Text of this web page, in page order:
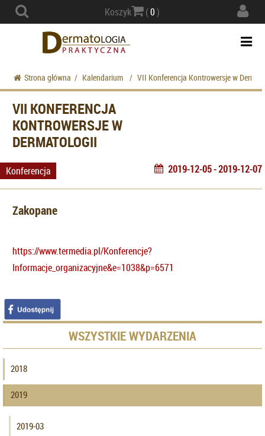
Koszyk (0)
Strona główna / Kalendarium / VII Konferencja Kontrowersje w
VII KONFERENCJA
KONTROWERSJE W
DERMATOLOGII
Konferencja 2019-12-05 - 2019-12-07
Zakopane
https://www.termedia.pl/Konferencje?
Informacje_organizacyjne&e=1038&p=6571
WSZYSTKIE WYDARZENIA
2018
2019
2019-03